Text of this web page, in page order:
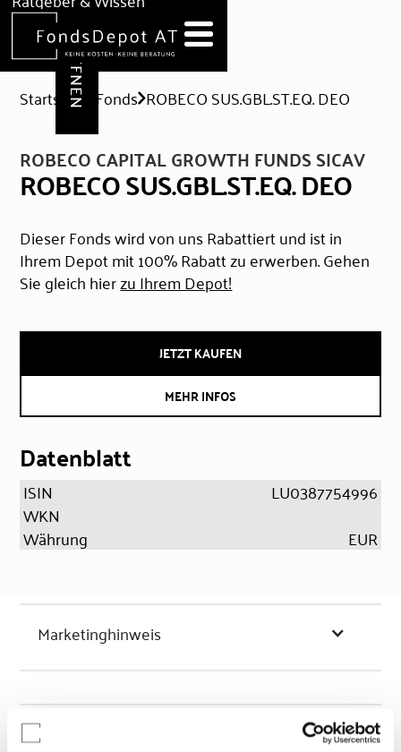
Hilfe & Formulare
DEPOT ERÖFFNEN
Startseite Fonds ROBECO SUS.GBL.ST.EQ. DEO
ROBECO CAPITAL GROWTH FUNDS SICAV
ROBECO SUS.GBL.ST.EQ. DEO
Dieser Fonds wird von uns Rabattiert und ist in
Ihrem Depot mit 100% Rabatt zu erwerben. Gehen
Sie gleich hierzu Ihrem Depot!
JETZT KAUFEN
MEHR INFOS
Datenblatt
ISIN
LU0387754996
WKN
Währung
EUR
Marketinghinweis
Chancen & Risiken